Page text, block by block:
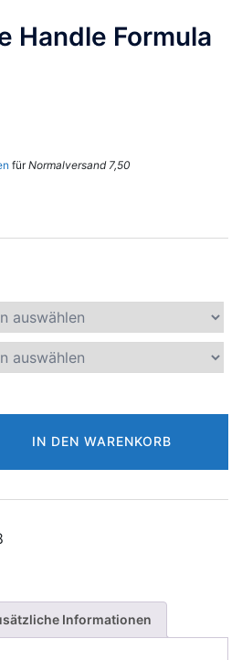
Handle Formula
fürNormalversand 7,50
IN DEN WARENKORB
Informationen